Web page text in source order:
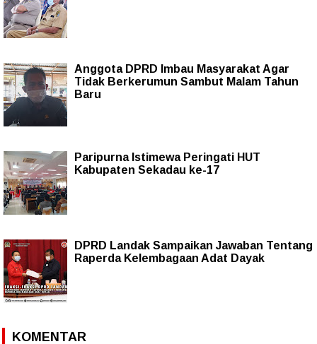
Anggota DPRD Imbau Masyarakat Agar
Tidak Berkerumun Sambut Malam Tahun
Baru
Paripurna Istimewa Peringati HUT
Kabupaten Sekadau ke-17
DPRD Landak Sampaikan Jawaban Tentang
Raperda Kelembagaan Adat Dayak
KOMENTAR